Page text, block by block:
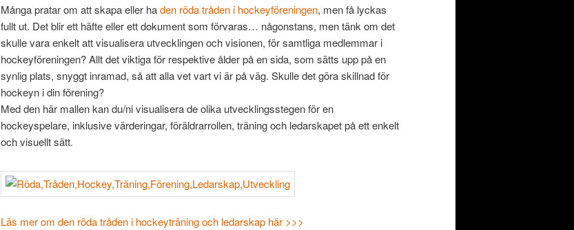
Många pratar om att skapa eller haden röda tråden i hockeyföreningen, men få lyckas
fullt ut. Det blir ett häfte eller ett dokument som förvaras… någonstans, men tänk om det
skulle vara enkelt att visualisera utvecklingen och visionen, för samtliga medlemmar i
hockeyföreningen? Allt det viktiga för respektive ålder på en sida, som sätts upp på en
synlig plats, snyggt inramad, så att alla vet vart vi är på väg. Skulle det göra skillnad för
hockeyn i din förening?
Med den här mallen kan du/ni visualisera de olika utvecklingsstegen för en
hockeyspelare, inklusive värderingar, föräldrarrollen, träning och ledarskapet på ett enkelt
och visuellt sätt.
Läs mer om den röda tråden i hockeyträning och ledarskap här >>>